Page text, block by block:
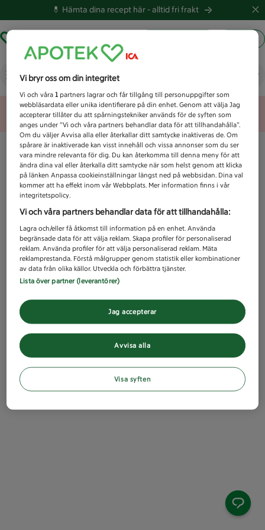
💊 Hämta dina recept här -alltid fri frakt
Vad letar du efter idag?
Unknown error
Vi bryr oss om din integritet
Vi och våra1 partners lagrar och får tillgång till personuppgifter som
webbläsardata eller unika identifierare på din enhet. Genom att välja Jag
accepterar tillåter du att spårningstekniker används för de syften som
anges under ”Vi och våra partners behandlar data för att tillhandahålla”.
Om du väljer Avvisa alla eller återkallar ditt samtycke inaktiveras de. Om
spårare är inaktiverade kan visst innehåll och vissa annonser som du ser
vara mindre relevanta för dig. Du kan återkomma till denna meny för att
ändra dina val eller återkalla ditt samtycke när som helst genom att klicka
på länken Anpassa cookieinställningar längst ned på webbsidan. Dina val
kommer att ha effekt inom vår Webbplats. Mer information finns i vår
integritetspolicy.
Vi och våra partners behandlar data för att tillhandahålla:
Lagra och/eller få åtkomst till information på en enhet. Använda
begränsade data för att välja reklam. Skapa profiler för personaliserad
reklam. Använda profiler för att välja personaliserad reklam. Mäta
reklamprestanda. Förstå målgrupper genom statistik eller kombinationer
av data från olika källor. Utveckla och förbättra tjänster.
Lista över partner (leverantörer)
Avvisa alla
Jag accepterar
Visa syften